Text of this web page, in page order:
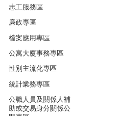
志工服務區
廉政專區
檔案應用專區
公寓大廈事務專區
性別主流化專區
統計業務專區
公職人員及關係人補
助或交易身分關係公